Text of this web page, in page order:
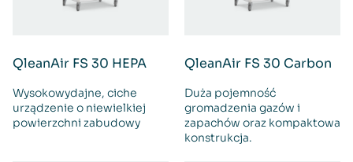
QleanAir FS 30 HEPA
Wysokowydajne, ciche
urządzenie o niewielkiej
powierzchni zabudowy
QleanAir FS 30 Carbon
Duża pojemność
gromadzenia gazów i
zapachów oraz kompaktowa
konstrukcja.